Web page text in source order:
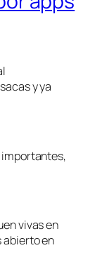
y ya
vivas en
abierto en